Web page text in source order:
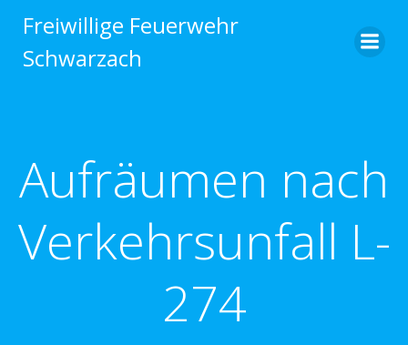
Inhalt
Freiwillige Feuerwehr
Schwarzach
Aufräumen nach
Verkehrsunfall L-
274